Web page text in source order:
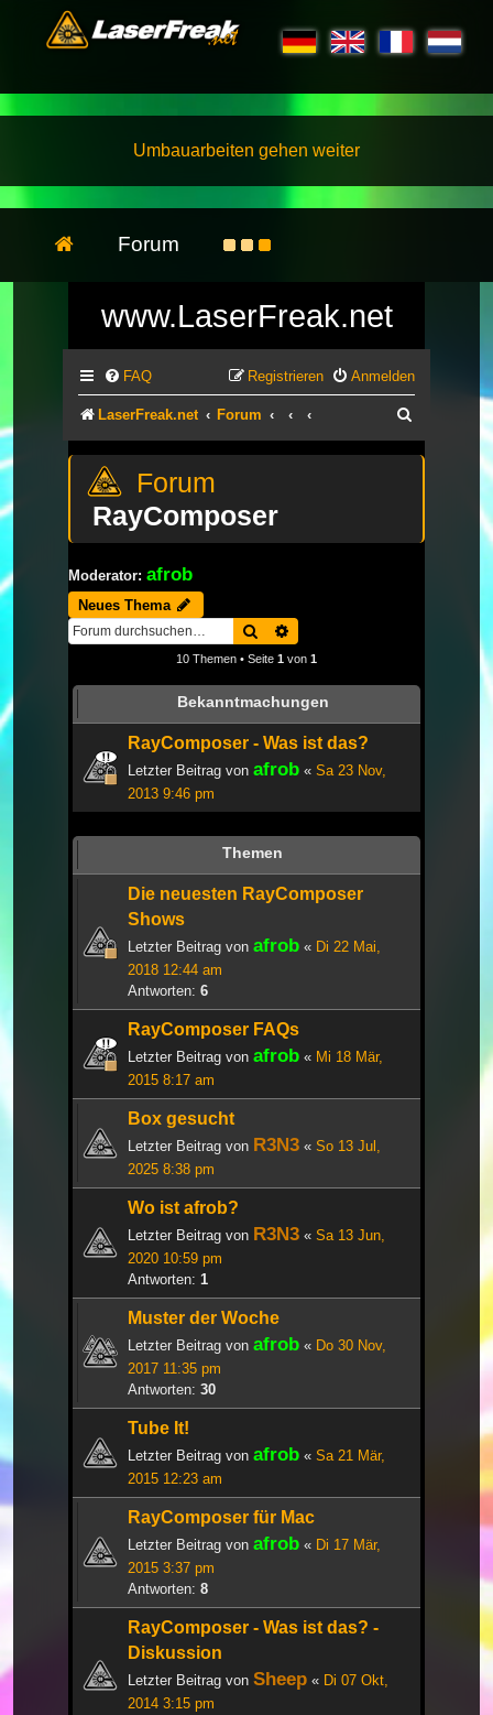
Umbauarbeiten gehen weiter
Forum
www.LaserFreak.net
FAQ Anmelden
Registrieren
LaserFreak.net Forum
RayComposer
Moderator: afrob
Neues Thema
Suche
10 Themen • Seite 1 von 1
Bekanntmachungen
RayComposer - Was ist das?
Letzter Beitrag von afrob « Sa 23 Nov,
2013 9:46 pm
Themen
Die neuesten RayComposer
Shows
Letzter Beitrag von afrob « Di 22 Mai,
2018 12:44 am
Antworten: 6
RayComposer FAQs
Letzter Beitrag von afrob « Mi 18 Mär,
2015 8:17 am
Box gesucht
Letzter Beitrag von R3N3 « So 13 Jul,
2025 8:38 pm
Wo ist afrob?
Letzter Beitrag von R3N3 « Sa 13 Jun,
2020 10:59 pm
Antworten: 1
Muster der Woche
Letzter Beitrag von afrob « Do 30 Nov,
2017 11:35 pm
Antworten: 30
Tube It!
Letzter Beitrag von afrob « Sa 21 Mär,
2015 12:23 am
RayComposer für Mac
Letzter Beitrag von afrob « Di 17 Mär,
2015 3:37 pm
Antworten: 8
RayComposer - Was ist das? -
Diskussion
Letzter Beitrag von Sheep « Di 07 Okt,
2014 3:15 pm